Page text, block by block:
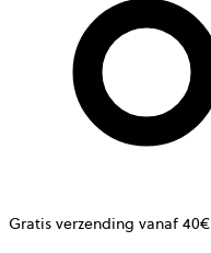
Gratis verzending vanaf 40€